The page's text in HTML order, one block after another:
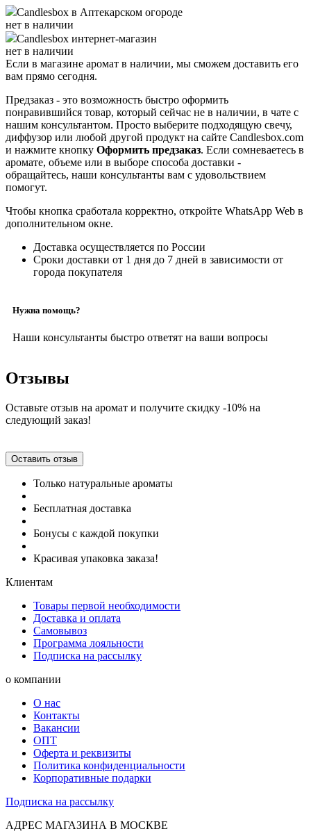
Candlesbox в Аптекарском огороде
нет в наличии
Candlesbox интернет-магазин
нет в наличии
Если в магазине аромат в наличии, мы сможем доставить его
вам прямо сегодня.
Предзаказ - это возможность быстро оформить
понравившийся товар, который сейчас не в наличии, в чате с
нашим консультантом. Просто выберите подходящую свечу,
диффузор или любой другой продукт на сайте Candlesbox.com
и нажмите кнопку Оформить предзаказ. Если сомневаетесь в
аромате, объеме или в выборе способа доставки -
обращайтесь, наши консультанты вам с удовольствием
помогут.
Чтобы кнопка сработала корректно, откройте WhatsApp Web в
дополнительном окне.
Доставка осуществляется по России
Сроки доставки от 1 дня до 7 дней в зависимости от
города покупателя
Нужна помощь?
Наши консультанты быстро ответят на ваши вопросы
Отзывы
Оставьте отзыв на аромат и получите скидку -10% на
следующий заказ!
Оставить отзыв
Только натуральные ароматы
Бесплатная доставка
Бонусы с каждой покупки
Красивая упаковка заказа!
Клиентам
Товары первой необходимости
Доставка и оплата
Самовывоз
Программа лояльности
Подписка на рассылку
о компании
О нас
Контакты
Вакансии
ОПТ
Оферта и реквизиты
Политика конфиденциальности
Корпоративные подарки
Подписка на рассылку
АДРЕС МАГАЗИНА В МОСКВЕ